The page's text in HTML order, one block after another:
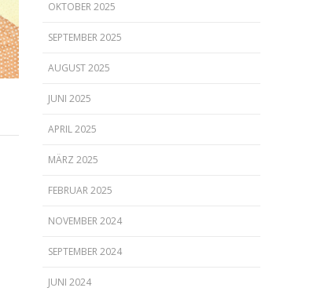
OKTOBER 2025
SEPTEMBER 2025
AUGUST 2025
JUNI 2025
APRIL 2025
MÄRZ 2025
FEBRUAR 2025
NOVEMBER 2024
SEPTEMBER 2024
JUNI 2024